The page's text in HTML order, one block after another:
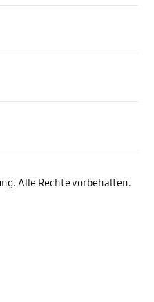
Alle Rechte vorbehalten.